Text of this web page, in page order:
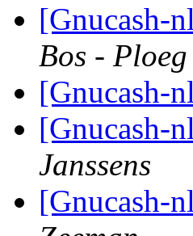
[Gnucash-
Bos - Ploeg
[Gnucash-
[Gnucash-
Janssens
[Gnucash-